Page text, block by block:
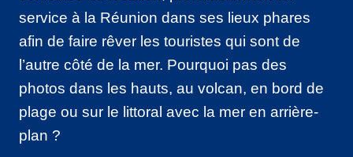
service à la Réunion dans ses lieux phares
afin de faire rêver les touristes qui sont de
l’autre côté de la mer. Pourquoi pas des
photos dans les hauts, au volcan, en bord de
plage ou sur le littoral avec la mer en arrière-
plan ?